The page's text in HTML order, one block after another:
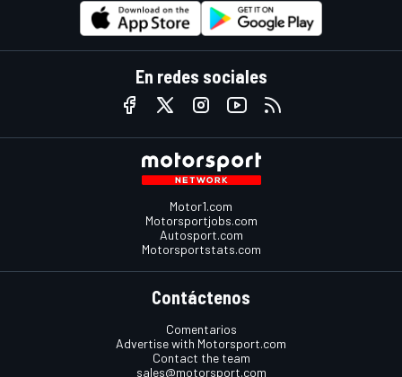
En redes sociales
Motor1.com
Motorsportjobs.com
Autosport.com
Motorsportstats.com
Contáctenos
Comentarios
Advertise with Motorsport.com
Contact the team
sales@motorsport.com